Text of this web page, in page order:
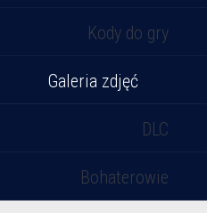
Kody do gry
Galeria zdjęć
DLC
Bohaterowie